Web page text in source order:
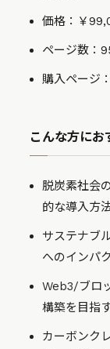
価格：￥
ページ数：
購入ページ：
こんな方にお
脱炭素社会
的な導入方
サステナブ
へのインパ
Web3/ブロ
構築を目指
カーボンク